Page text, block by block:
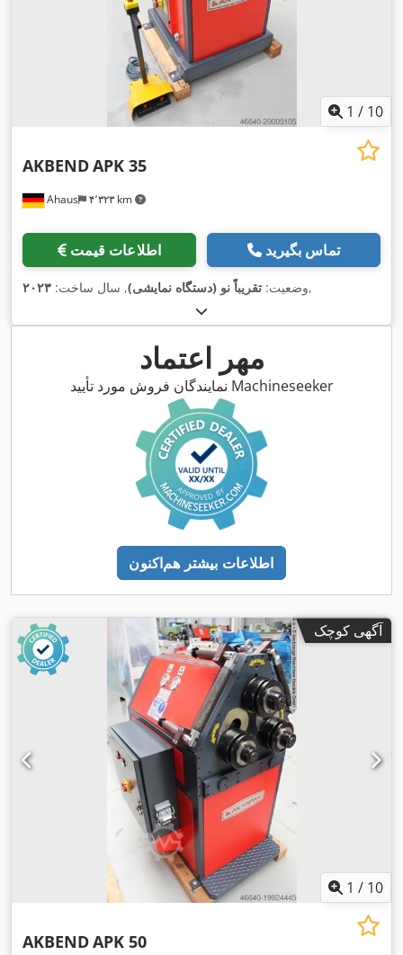
1 / 10
Ahaus ۴٬۳۲۳ km
AKBENDAPK 35
اطلاعات قیمت تماس بگیرید
وضعیت: تقریباً نو (دستگاه نمایشی), سال ساخت: ۲۰۲۳ ,
مهر اعتماد
نمایندگان فروش مورد تأیید Machineseeker
اطلاعات بیشتر هم‌اکنون
آگهی کوچک
1 / 10
AKBENDAPK 50